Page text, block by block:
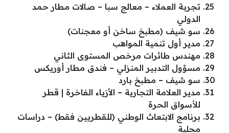
تجربة العملاء – معالج سبا – صالات مطار حمد
الدولي
سو شيف (مطبخ ساخن أو معجنات)
مدير أول تنمية المواهب
مهندس طائرات مرخص المستوى الثاني
مسؤول التدبير المنزلي – فندق مطار أوريكس
سو شيف – مطبخ بارد
مدير العلامة التجارية – الأزياء الفاخرة | قطر
للأسواق الحرة
برنامج الابتعاث الوطني (للقطريين فقط) – دراسات
محلية